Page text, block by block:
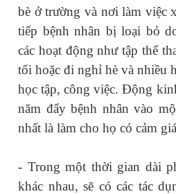
bè ở trường và nơi làm việc
tiếp bệnh nhân bị loại bỏ
các hoạt động như tập thể
tối hoặc đi nghỉ hè và nhiều
học tập, công việc. Động
năm đẩy bệnh nhân vào
nhất là làm cho họ có cảm
- Trong một thời gian dài
khác nhau, sẽ có các tác